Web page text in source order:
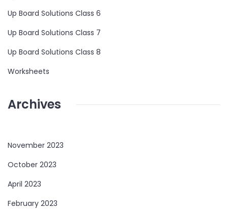
Up Board Solutions Class 6
Up Board Solutions Class 7
Up Board Solutions Class 8
Worksheets
Archives
November 2023
October 2023
April 2023
February 2023